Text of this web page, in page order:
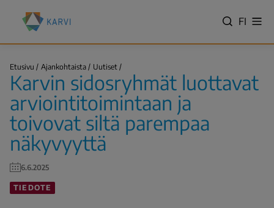
pääsisältöön
Kansallinen
koulutuksen
arviointikeskus
VÄLJ
SPRÅK
FI
Murupolku
Etusivu Ajankohtaista Uutiset
luottavat…
Karvin sidosryhmät luottavat
arviointitoimintaan ja
toivovat siltä parempaa
näkyvyyttä
6.6.2025
TIEDOTE